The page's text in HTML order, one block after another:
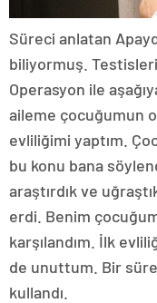
Süreci anlatan
biliyormuş.
Operasyon ile
aileme çocuğumun
evliliğimi yaptım.
bu konu bana
araştırdık ve
erdi. Benim
karşılandım. İlk
de unuttum. Bir
kullandı.